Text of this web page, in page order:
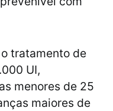
tratamento de
UI,
menores de 25
maiores de